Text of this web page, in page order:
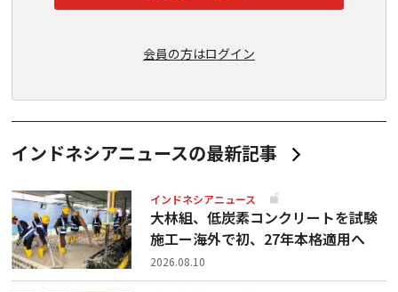
会員の方はログイン
インドネシアニュースの最新記事
インドネシアニュース
大林組、低炭素コンクリートを試験
施工ー海外で初、27年本格適用へ
2026.08.10